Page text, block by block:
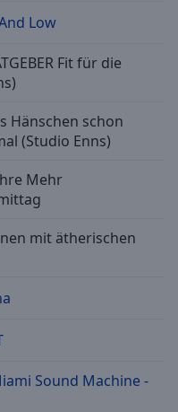
Low
Fit für die
Hänschen schon
(Studio Enns)
Mehr
mit ätherischen
Sound Machine -